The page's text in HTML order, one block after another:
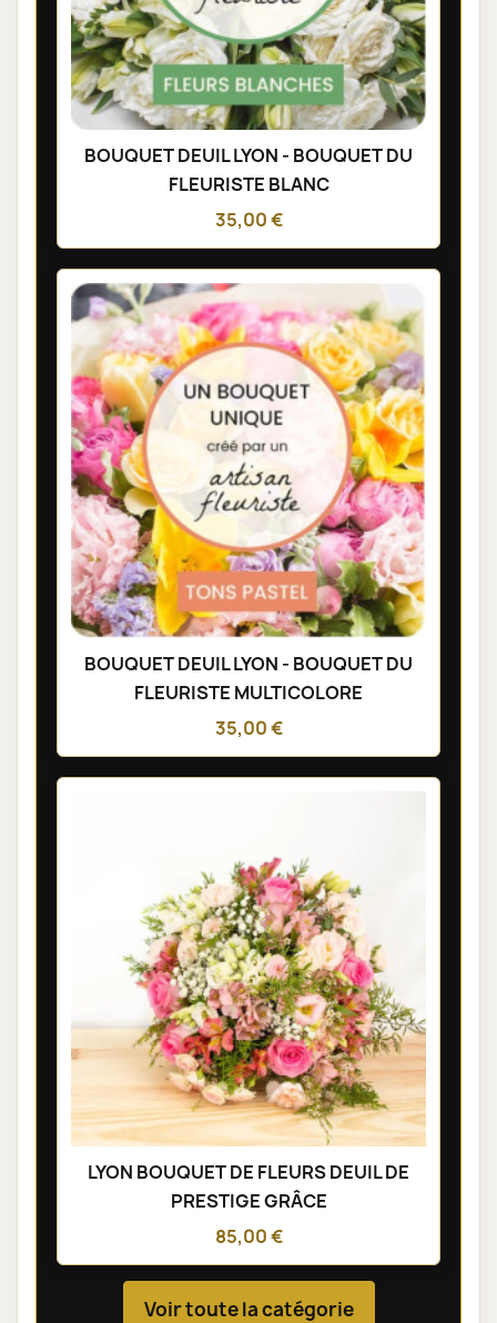
BOUQUET DEUIL LYON - BOUQUET DU
FLEURISTE BLANC
35,00 €
BOUQUET DEUIL LYON - BOUQUET DU
FLEURISTE MULTICOLORE
35,00 €
LYON BOUQUET DE FLEURS DEUIL DE
PRESTIGE GRÂCE
85,00 €
Voir toute la catégorie